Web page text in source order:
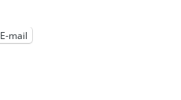
E-mail